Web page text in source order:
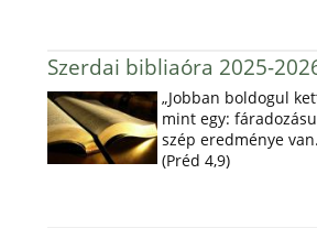
Szerdai bibliaóra 2025-
„Jobban boldogul
mint egy:
szép eredménye
(Préd 4,9)